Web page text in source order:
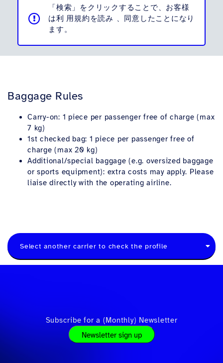
「検索」をクリックすることで、お客様
は利 用規約を読み 、同意したことになり
ます。
Baggage Rules
Carry-on: 1 piece per passenger free of charge (max
7 kg)
1st checked bag: 1 piece per passenger free of
charge (max 20 kg)
Additional/special baggage (e.g. oversized baggage
or sports equipment): extra costs may apply. Please
liaise directly with the operating airline.
Select another carrier to check the profile
Subscribe for a (Monthly) Newsletter
Newsletter sign up